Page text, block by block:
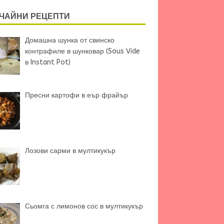
РЕЦЕПТИ
Домашна шунка от свинско
контрафиле в шунковар (Sous Vide
в Instant Pot)
Пресни картофи в еър фрайър
Лозови сарми в мултикукър
Сьомга с лимонов сос в мултикукър